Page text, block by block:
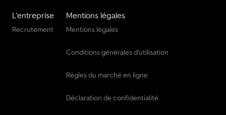
L'entreprise
Recrutement
Mentions légales
Mentions légales
Conditions générales d'utilisation
Règles du marché en ligne
Déclaration de confidentialité